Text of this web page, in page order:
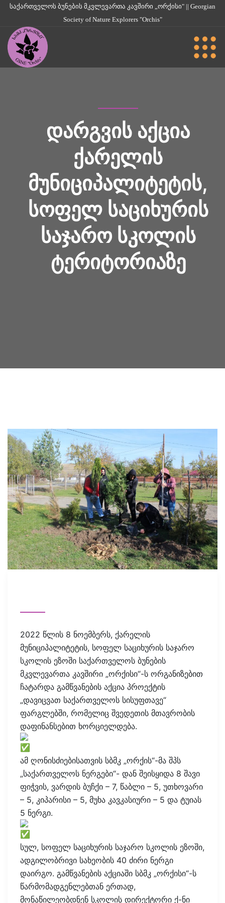
საქართველოს ბუნების მკვლევართა კავშირი „ორქისი" || Georgian
Society of Nature Explorers "Orchis"
ᲓᲐᲠᲒᲕᲘᲡ ᲐᲥᲪᲘᲐ
ᲥᲐᲠᲔᲚᲘᲡ
ᲛᲣᲜᲘᲪᲘᲞᲐᲚᲘᲢᲔᲢᲘᲡ,
ᲡᲝᲤᲔᲚ ᲡᲐᲪᲘᲮᲣᲠᲘᲡ
ᲡᲐᲯᲐᲠᲝ ᲡᲙᲝᲚᲘᲡ
ᲢᲔᲠᲘᲢᲝᲠᲘᲐᲖᲔ
2022 წლის 8 ნოემბერს, ქარელის
მუნიციპალიტეტის, სოფელ საციხურის საჯარო
სკოლის ეზოში საქართველოს ბუნების
მკვლევართა კავშირი „ორქისი“-ს ორგანიზებით
ჩატარდა გამწვანების აქცია პროექტის
„დავიცვათ საქართველოს სისუფთავე“
ფარგლებში, რომელიც შვედეთის მთავრობის
დაფინანსებით ხორციელდება.
ამ ღონისძიებისათვის სბმკ „ორქის“-მა შპს
„საქართველოს ნერგები“- დან შეისყიდა 8 შავი
ფიჭვის, ვარდის ბუჩქი – 7, წაბლი – 5, უთხოვარი
– 5, კიპარისი – 5, მუხა კავკასიური – 5 და ტუიას
5 ნერგი.
სულ, სოფელ საციხურის საჯარო სკოლის ეზოში,
ადგილობრივი სახეობის 40 ძირი ნერგი
დაირგო. გამწვანების აქციაში სბმკ „ორქისი“-ს
წარმომადგენლებთან ერთად,
მონაწილეობდნენ სკოლის დირექტორი ქ-ნი